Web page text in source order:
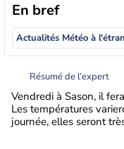
En bref
Résumé de l’expert
Vendredi à Sason, il
Les températures
journée, elles seront